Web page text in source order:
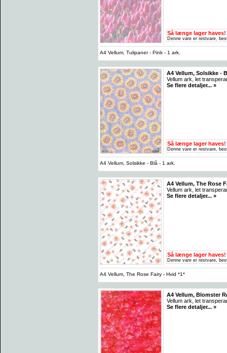
Så længe lager haves!
Denne vare er restvare,
A4 Vellum, Tulipaner - Pink - 1 ark.
A4 Vellum, Solsikke -
Vellum ark, let
Se flere detaljer... »
Så længe lager haves!
Denne vare er restvare,
A4 Vellum, Solsikke - Blå - 1 ark.
A4 Vellum, The Rose
Vellum ark, let
Se flere detaljer... »
Så længe lager haves!
Denne vare er restvare,
A4 Vellum, The Rose Fairy - Hvid *1*
A4 Vellum, Blomster
Vellum ark, let
Se flere detaljer... »